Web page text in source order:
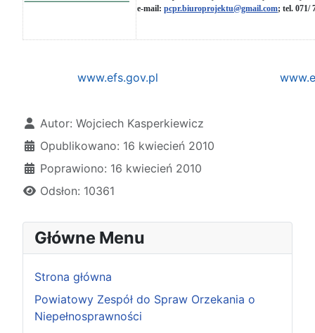
Główne Menu
Strona główna
Powiatowy Zespół do Spraw Orzekania o
Niepełnosprawności
e-mail: pcpr.biuroprojektu@gmail.com; tel. 071/
www.efs.gov.pl
Szczegóły
Autor: Wojciech Kasperkiewicz
Opublikowano: 16 kwiecień 2010
Poprawiono: 16 kwiecień 2010
Odsłon: 10361